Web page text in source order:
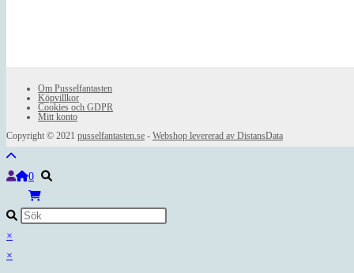
Om Pusselfantasten
Köpvillkor
Cookies och GDPR
Mitt konto
Copyright © 2021 pusselfantasten.se - Webshop levererad av DistansData
0
×
×